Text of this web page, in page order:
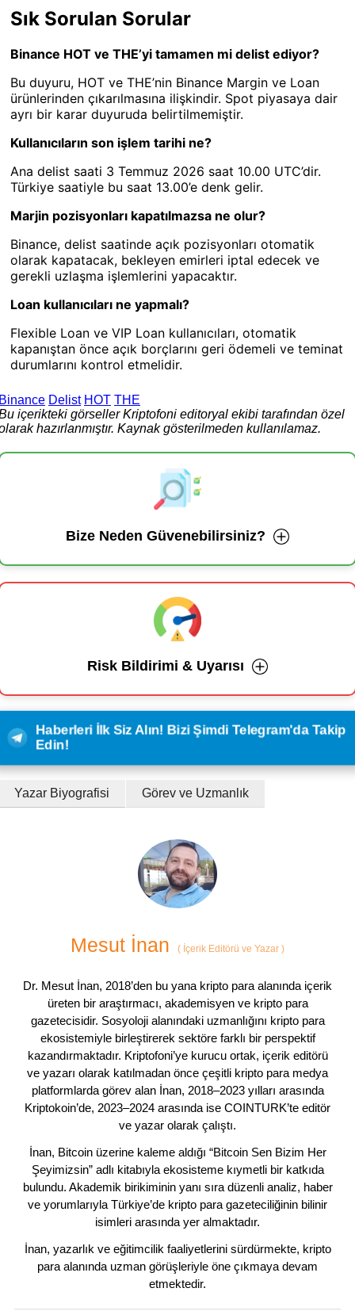
Sık Sorulan Sorular
Binance HOT ve THE’yi tamamen mi delist ediyor?
Bu duyuru, HOT ve THE’nin Binance Margin ve Loan
ürünlerinden çıkarılmasına ilişkindir. Spot piyasaya dair
ayrı bir karar duyuruda belirtilmemiştir.
Kullanıcıların son işlem tarihi ne?
Ana delist saati 3 Temmuz 2026 saat 10.00 UTC’dir.
Türkiye saatiyle bu saat 13.00’e denk gelir.
Marjin pozisyonları kapatılmazsa ne olur?
Binance, delist saatinde açık pozisyonları otomatik
olarak kapatacak, bekleyen emirleri iptal edecek ve
gerekli uzlaşma işlemlerini yapacaktır.
Loan kullanıcıları ne yapmalı?
Flexible Loan ve VIP Loan kullanıcıları, otomatik
kapanıştan önce açık borçlarını geri ödemeli ve teminat
durumlarını kontrol etmelidir.
Delist HOT THE
içerikteki görseller Kriptofoni editoryal ekibi tarafından özel
hazırlanmıştır. Kaynak gösterilmeden kullanılamaz.
Bize Neden Güvenebilirsiniz?
Risk Bildirimi & Uyarısı
Haberleri İlk Siz Alın! Bizi Şimdi Telegram'da Takip
Edin!
Yazar Biyografisi Görev ve Uzmanlık
Mesut İnan ( İçerik Editörü ve Yazar )
Dr. Mesut İnan, 2018’den bu yana kripto para alanında içerik
üreten bir araştırmacı, akademisyen ve kripto para
gazetecisidir. Sosyoloji alanındaki uzmanlığını kripto para
ekosistemiyle birleştirerek sektöre farklı bir perspektif
kazandırmaktadır. Kriptofoni’ye kurucu ortak, içerik editörü
ve yazarı olarak katılmadan önce çeşitli kripto para medya
platformlarda görev alan İnan, 2018–2023 yılları arasında
Kriptokoin’de, 2023–2024 arasında ise COINTURK’te editör
ve yazar olarak çalıştı.
İnan, Bitcoin üzerine kaleme aldığı “Bitcoin Sen Bizim Her
Şeyimizsin” adlı kitabıyla ekosisteme kıymetli bir katkıda
bulundu. Akademik birikiminin yanı sıra düzenli analiz, haber
ve yorumlarıyla Türkiye’de kripto para gazeteciliğinin bilinir
isimleri arasında yer almaktadır.
İnan, yazarlık ve eğitimcilik faaliyetlerini sürdürmekte, kripto
para alanında uzman görüşleriyle öne çıkmaya devam
etmektedir.